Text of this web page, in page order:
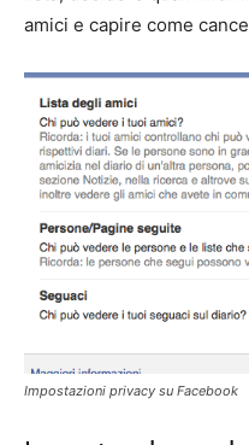
amici e capire come
Impostazioni privacy su Facebook